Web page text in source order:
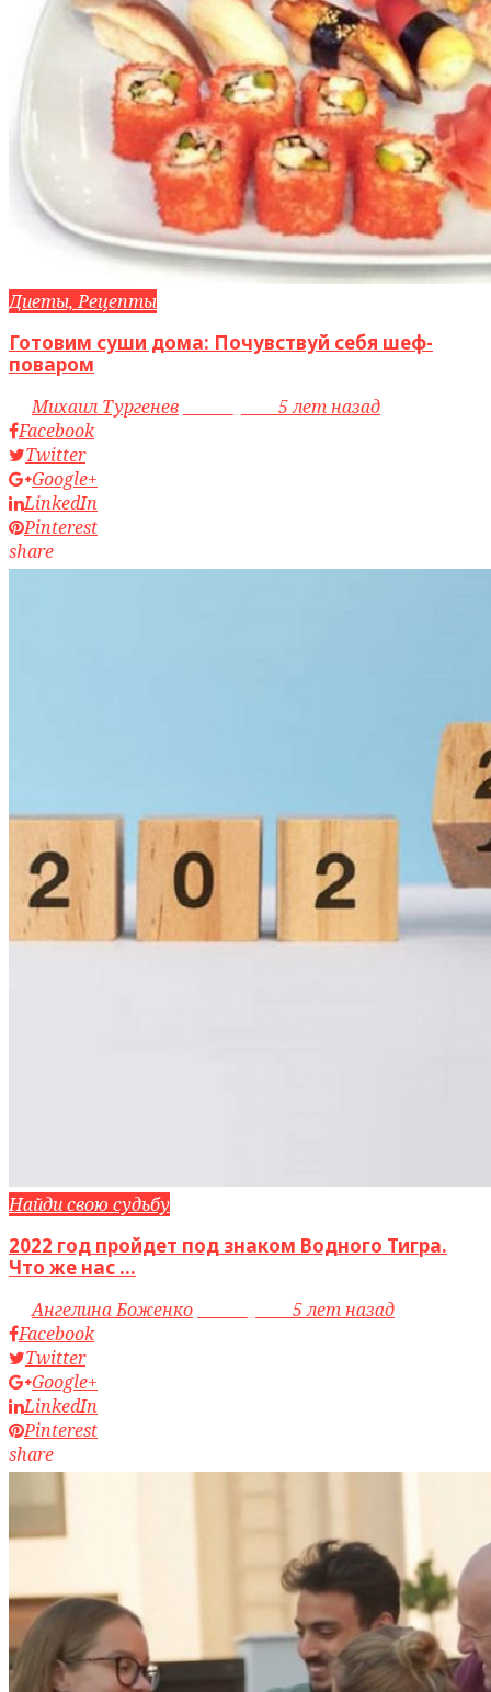
Диеты, Рецепты
Готовим суши дома: Почувствуй себя шеф-
поваром
byМихаил Тургенев
5 лет назад
Facebook
Twitter
Google+
LinkedIn
Pinterest
share
Найди свою судьбу
2022 год пройдет под знаком Водного Тигра.
Что же нас ...
byАнгелина Боженко
5 лет назад
Facebook
Twitter
Google+
LinkedIn
Pinterest
share